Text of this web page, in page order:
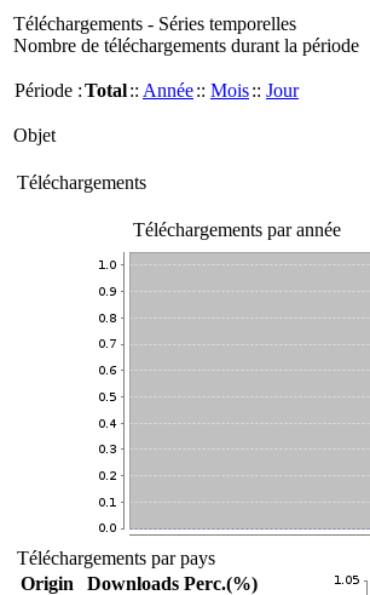
Téléchargements - Séries temporelles
Nombre de téléchargements durant la période
Période :Total:: Année:: Mois:: Jour
Objet
Téléchargements
Téléchargements par année
Téléchargements par pays
Origin
Downloads Perc.(%)